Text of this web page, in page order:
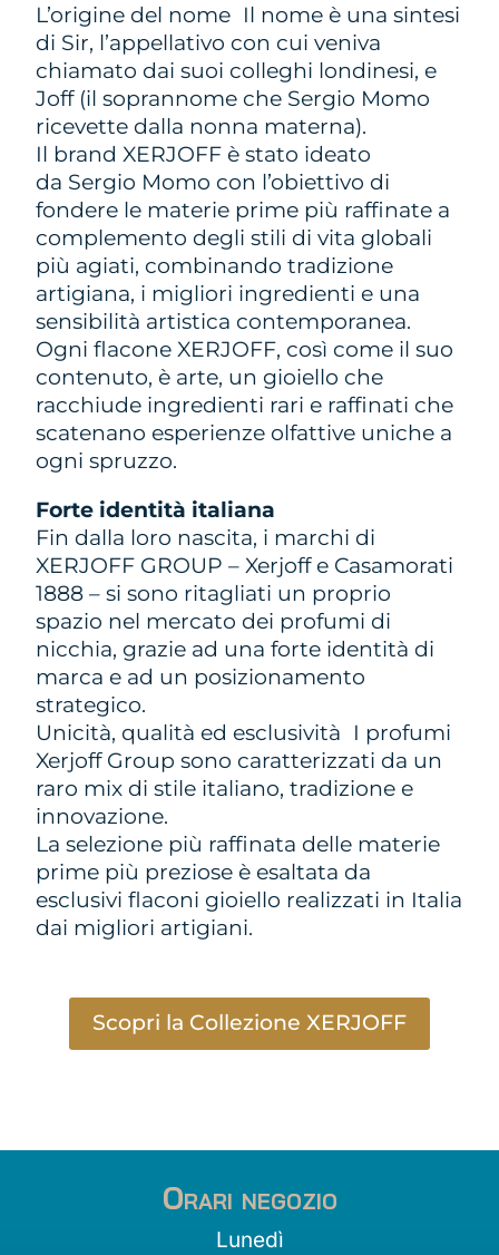
L’origine del nome Il nome è una sintesi
di Sir, l’appellativo con cui veniva
chiamato dai suoi colleghi londinesi, e
Joff (il soprannome che Sergio Momo
ricevette dalla nonna materna).
Il brand XERJOFF è stato ideato
da Sergio Momo con l’obiettivo di
fondere le materie prime più raffinate a
complemento degli stili di vita globali
più agiati, combinando tradizione
artigiana, i migliori ingredienti e una
sensibilità artistica contemporanea.
Ogni flacone XERJOFF, così come il suo
contenuto, è arte, un gioiello che
racchiude ingredienti rari e raffinati che
scatenano esperienze olfattive uniche a
ogni spruzzo.
Forte identità italiana
Fin dalla loro nascita, i marchi di
XERJOFF GROUP – Xerjoff e Casamorati
1888 – si sono ritagliati un proprio
spazio nel mercato dei profumi di
nicchia, grazie ad una forte identità di
marca e ad un posizionamento
strategico.
Unicità, qualità ed esclusività I profumi
Xerjoff Group sono caratterizzati da un
raro mix di stile italiano, tradizione e
innovazione.
La selezione più raffinata delle materie
prime più preziose è esaltata da
esclusivi flaconi gioiello realizzati in Italia
dai migliori artigiani.
Scopri la Collezione XERJOFF
Orari negozio
Lunedì